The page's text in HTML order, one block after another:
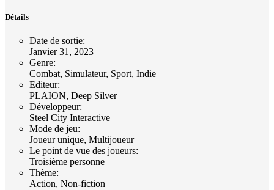
Détails
Date de sortie:
Janvier 31, 2023
Genre:
Combat, Simulateur, Sport, Indie
Editeur:
PLAION, Deep Silver
Développeur:
Steel City Interactive
Mode de jeu:
Joueur unique, Multijoueur
Le point de vue des joueurs:
Troisième personne
Thème:
Action, Non-fiction